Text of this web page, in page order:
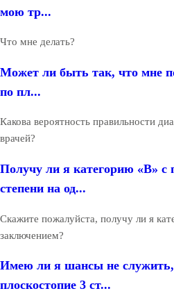
мою тр...
Что мне делать?
Может ли быть так, что мне
по пл...
Какова вероятность правильности
врачей?
Получу ли я категорию «В» с
степени на од...
Скажите пожалуйста, получу ли я
заключением?
Имею ли я шансы не служить,
плоскостопие 3 ст...